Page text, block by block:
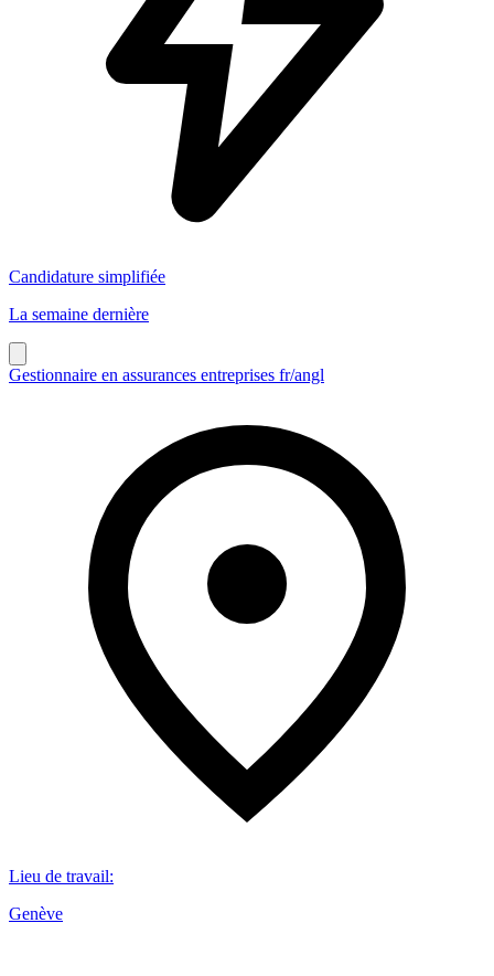
Candidature simplifiée
La semaine dernière
Gestionnaire en assurances entreprises fr/angl
Lieu de travail:
Genève